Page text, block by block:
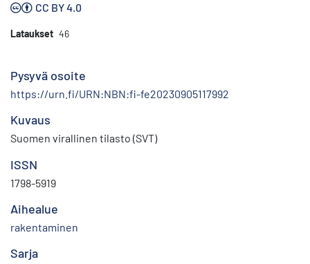
CC BY 4.0
Lataukset 46
Pysyvä osoite
https://urn.fi/URN:NBN:fi-fe20230905117992
Kuvaus
Suomen virallinen tilasto (SVT)
ISSN
1798-5919
Aihealue
rakentaminen
Sarja